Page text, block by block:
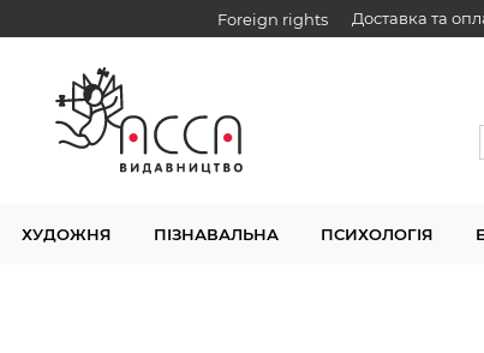
Foreign rights Доставка та
ХУДОЖНЯ ПІЗНАВАЛЬНА ПСИХОЛОГІЯ